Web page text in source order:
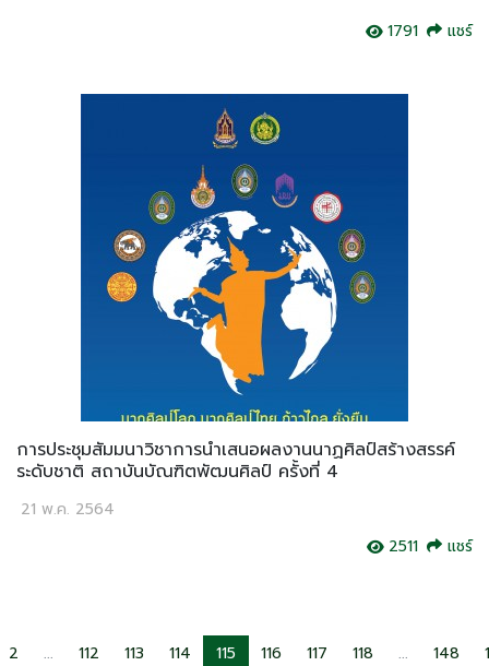
1791
แชร์
การประชุมสัมมนาวิชาการนำเสนอผลงานนาฏศิลป์สร้างสรรค์
ระดับชาติ สถาบันบัณฑิตพัฒนศิลป์ ครั้งที่ 4
21 พ.ค. 2564
2511
แชร์
2 ... 112 113 114 115 116 117 118 ... 148